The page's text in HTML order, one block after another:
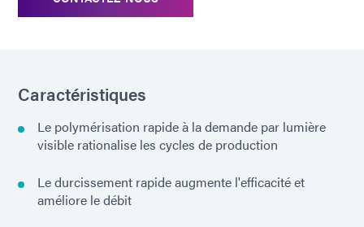
Caractéristiques
Le polymérisation rapide à la demande par lumière
visible rationalise les cycles de production
Le durcissement rapide augmente l'efficacité et
améliore le débit